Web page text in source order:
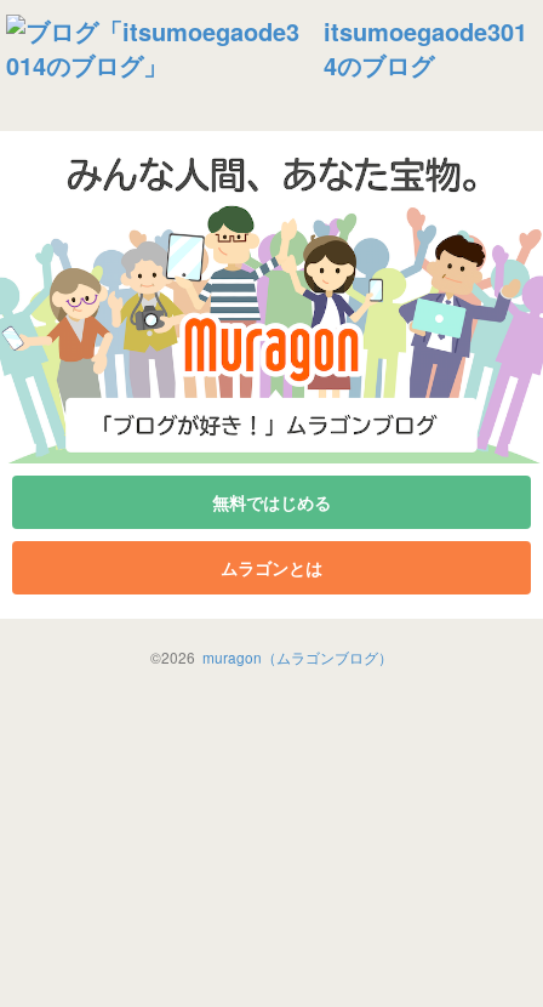
itsumoegaode301
4のブログ
無料ではじめる
ムラゴンとは
©2026 muragon（ムラゴンブログ）